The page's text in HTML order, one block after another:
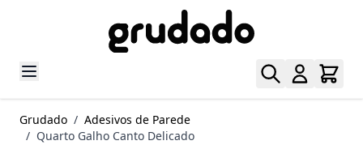
Grudado / Adesivos de Parede
/ Quarto Galho Canto Delicado